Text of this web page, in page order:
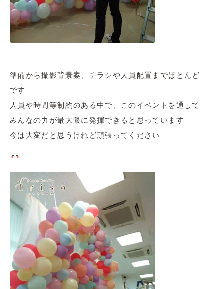
準備から撮影背景案、チラシや人員配置までほとんど
です
人員や時間等制約のある中で、このイベントを通して
みんなの力が最大限に発揮できると思っています
今は大変だと思うけれど頑張ってください